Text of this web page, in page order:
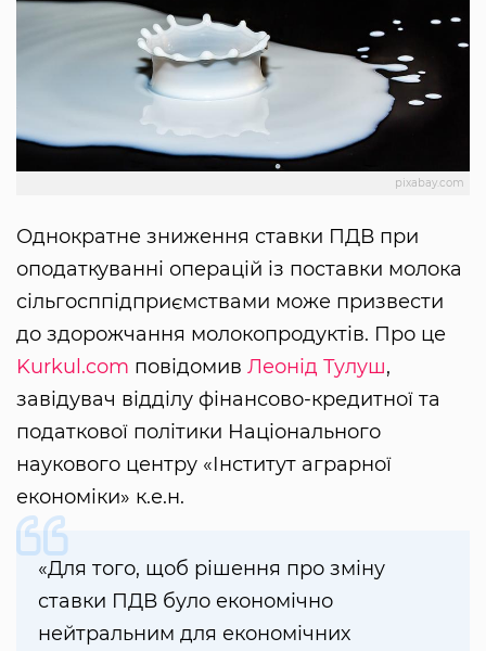
pixabay.com
Однократне зниження ставки ПДВ при
оподаткуванні операцій із поставки молока
сільгосппідприємствами може призвести
до здорожчання молокопродуктів. Про це
Kurkul.com повідомив Леонід Тулуш,
завідувач відділу фінансово-кредитної та
податкової політики Національного
наукового центру «Інститут аграрної
економіки» к.е.н.
«Для того, щоб рішення про зміну
ставки ПДВ було економічно
нейтральним для економічних